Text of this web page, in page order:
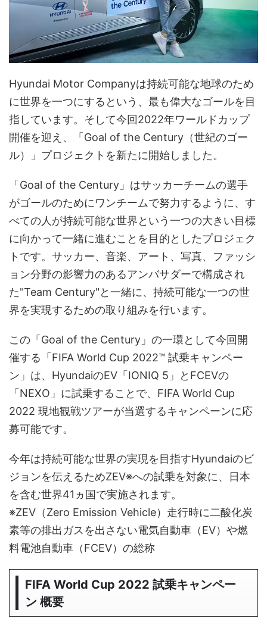
Hyundai Motor Companyは持続可能な地球のため
に世界を一つにするという、最も偉大なゴールを目
指しています。そして今回2022年ワールドカップ
開催を迎え、「Goal of the Century（世紀のゴー
ル）」プロジェクトを新たに開始しました。
「Goal of the Century」はサッカーチームの選手
がゴールのためにワンチームで努力するように、す
べての人が持続可能な世界という一つの大きい目標
に向かって一緒に進むことを目的としたプロジェク
トです。サッカー、音楽、アート、写真、ファッシ
ョン分野の影響力のあるアンバサダーで構成され
た"Team Century"と一緒に、持続可能な一つの世
界を実現するための取り組みを行います。
この「Goal of the Century」の一環として今回開
催する「FIFA World Cup 2022™ 試乗キャンペー
ン」は、HyundaiのEV「IONIQ 5」とFCEVの
「NEXO」に試乗することで、FIFA World Cup
2022 現地観戦ツアーが当選するキャンペーンに応
募可能です。
今年は持続可能な世界の実現を目指すHyundaiのビ
ジョンを伝えるためZEV※への試乗を対象に、日本
を含む世界41ヵ国で実施されます。
※ZEV（Zero Emission Vehicle）走行時に⼆酸化炭
素等の排出ガスを出さない電気自動車（EV）や燃
料電池自動車（FCEV）の総称
FIFA World Cup 2022 試乗キャンペー
ン 概要